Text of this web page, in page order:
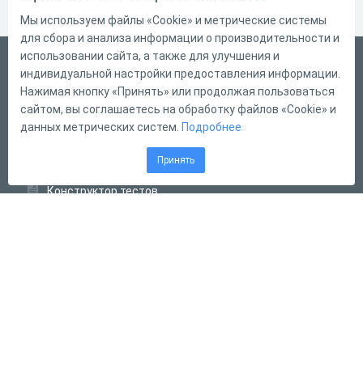
Русский
Справка
Форма обратной связи
Конструктор тестов
Мы используем файлы «Cookie» и метрические системы
для сбора и анализа информации о производительности и
использовании сайта, а также для улучшения и
индивидуальной настройки предоставления информации.
Нажимая кнопку «Принять» или продолжая пользоваться
сайтом, вы соглашаетесь на обработку файлов «Cookie» и
данных метрических систем. Подробнее
Принять